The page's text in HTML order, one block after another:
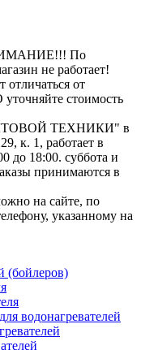
По
не работает!
от
стоимость
ТЕХНИКИ" в
к. 1, работает в
до 18:00. суббота и
принимаются в
на сайте, по
указанному на
(бойлеров)
водонагревателей